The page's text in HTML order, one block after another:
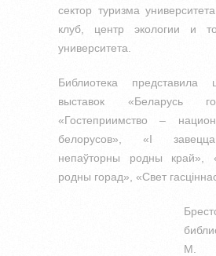
сектор туризма
клуб, центр экологии и
университета.
Библиотека представила
выставок «Беларусь
«Гостеприимство –
белорусов», «І
непаўторны родны край»,
родны горад», «Свет
М.